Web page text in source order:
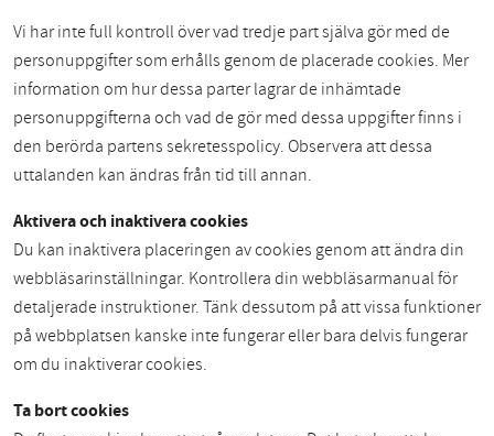
Vi har inte full kontroll över vad tredje part själva gör med de
personuppgifter som erhålls genom de placerade cookies. Mer
information om hur dessa parter lagrar de inhämtade
personuppgifterna och vad de gör med dessa uppgifter finns i
den berörda partens sekretesspolicy. Observera att dessa
uttalanden kan ändras från tid till annan.
Aktivera och inaktivera cookies
Du kan inaktivera placeringen av cookies genom att ändra din
webbläsarinställningar. Kontrollera din webbläsarmanual för
detaljerade instruktioner. Tänk dessutom på att vissa funktioner
på webbplatsen kanske inte fungerar eller bara delvis fungerar
om du inaktiverar cookies.
Ta bort cookies